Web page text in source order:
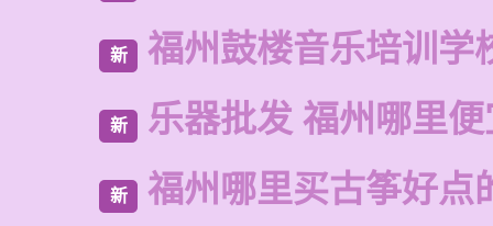
新 福州鼓楼音乐培训学
新 乐器批发 福州哪里
新 福州哪里买古筝好点